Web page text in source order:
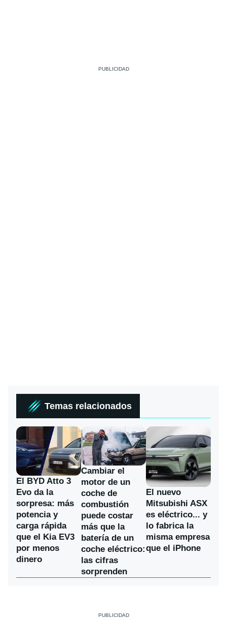
Temas relacionados
El BYD Atto 3
Evo da la
sorpresa: más
potencia y
carga rápida
que el Kia EV3
por menos
dinero
Cambiar el
motor de un
coche de
combustión
puede costar
más que la
batería de un
coche eléctrico:
las cifras
sorprenden
El nuevo
Mitsubishi ASX
es eléctrico... y
lo fabrica la
misma empresa
que el iPhone